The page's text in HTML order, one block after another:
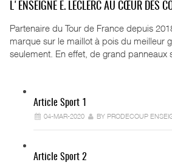
L'ENSEIGNE E. LECLERC AU CŒUR DES
Partenaire du Tour de France depuis
marque sur le maillot à pois du meilleur
seulement. En effet, de grand panneaux
Article Sport 1
04-MAR-2020 BY PRODECOUP
Article Sport 2